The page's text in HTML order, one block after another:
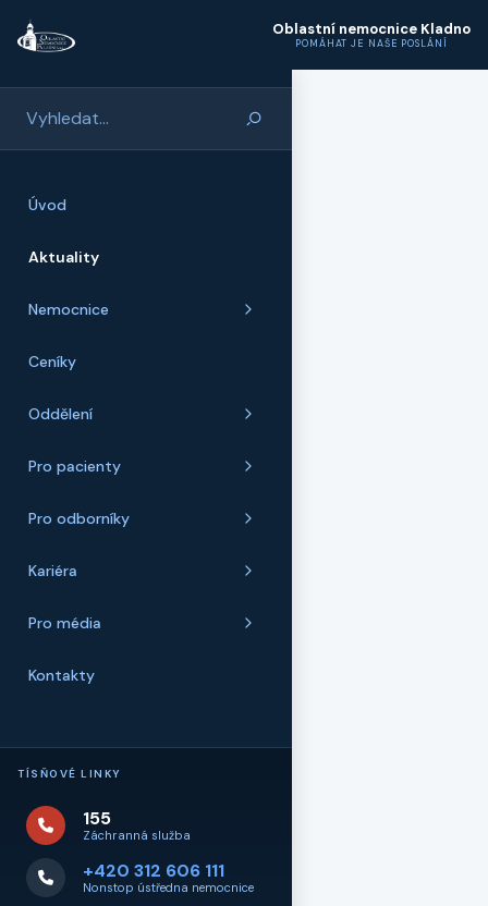
Oblastní nemocnice Kladno
POMÁHAT JE NAŠE POSLÁNÍ
Úvod
Aktuality
Nemocnice
Ceníky
Oddělení
Pro pacienty
Pro odborníky
Kariéra
Pro média
Kontakty
TÍSŇOVÉ LINKY
155
Záchranná služba
+420 312 606 111
Nonstop ústředna nemocnice